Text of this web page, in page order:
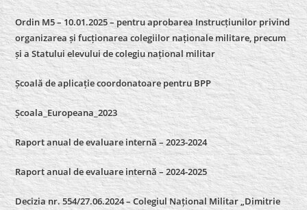
Ordin M5 – 10.01.2025 – pentru aprobarea Instrucțiunilor privind
organizarea și fucționarea colegiilor naționale militare, precum
și a Statului elevului de colegiu național militar
Școală de aplicație coordonatoare pentru BPP
Școala_Europeana_2023
Raport anual de evaluare internă – 2023-2024
Raport anual de evaluare internă –2024-2025
Decizia nr. 554/27.06.2024 – Colegiul Național Militar „Dimitrie